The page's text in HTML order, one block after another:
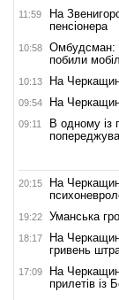
11:59
На
пенсіонера
10:58
Омбудсман:
побили
10:13 На
09:54 На
09:11
В одному із
20:15
На
19:22 Уманська
18:17
На
гривень
17:09
На
прилетів із